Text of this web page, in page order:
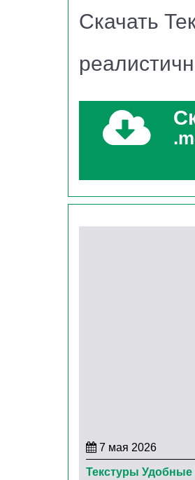
каждой мелочи
. Вы
поверхности,
года. Эти элементы
Скачать
7 мая 2026
Текстуры Удобные